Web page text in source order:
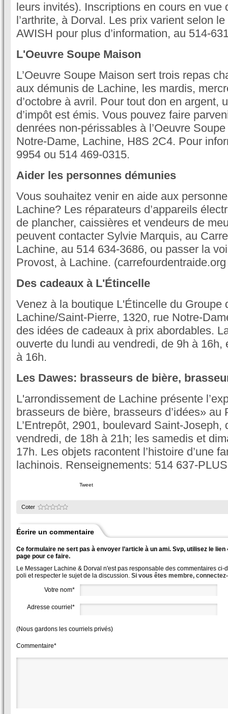
leurs invités). Inscriptions en cours en vue
l’arthrite, à Dorval. Les prix varient selon
AWISH pour plus d’information, au 514-
L'Oeuvre Soupe Maison
L’Oeuvre Soupe Maison sert trois repas
aux démunis de Lachine, les mardis,
d’octobre à avril. Pour tout don en argent,
d’impôt est émis. Vous pouvez faire
denrées non-périssables à l’Oeuvre
Notre-Dame, Lachine, H8S 2C4. Pour
9954 ou 514 469-0315.
Aider les personnes démunies
Vous souhaitez venir en aide aux
Lachine? Les réparateurs d’appareils
de plancher, caissières et vendeurs de
peuvent contacter Sylvie Marquis, au
Lachine, au 514 634-3686, ou passer la
Provost, à Lachine.
Des cadeaux à L'Étincelle
Venez à la boutique L'Étincelle du Groupe
Lachine/Saint-Pierre, 1320, rue Notre-
des idées de cadeaux à prix abordables.
ouverte du lundi au vendredi, de 9h à 16h,
à 16h.
Les Dawes: brasseurs de bière,
L'arrondissement de Lachine présente
brasseurs de bière, brasseurs d’idées» au
L’Entrepôt, 2901, boulevard Saint-Joseph,
vendredi, de 18h à 21h; les samedis et
17h. Les objets racontent l’histoire d’une
lachinois. Renseignements: 514 637-
Tweet
Coter
Écrire un commentaire
Ce formulaire ne sert pas à envoyer l’article à un ami. Svp, utilisez le
page pour ce faire.
Le Messager Lachine & Dorval n'est pas responsable des commentaires ci-
poli et respecter le sujet de la discussion. Si vous êtes membre,
Votre nom*
Adresse courriel*
(Nous gardons les courriels privés)
Commentaire*